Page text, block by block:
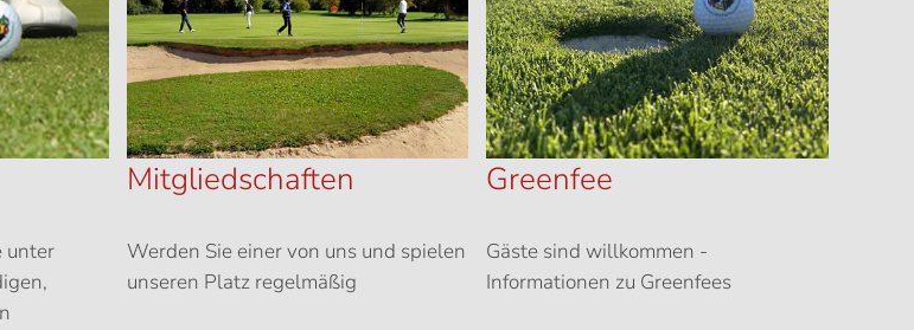
unter
Mitgliedschaften
Werden Sie einer von uns und spielen
unseren Platz regelmäßig
Greenfee
Gäste sind willkommen -
Informationen zu Greenfees